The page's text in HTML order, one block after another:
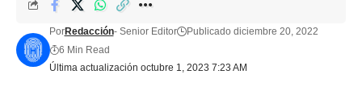
Última actualización octubre 1, 2023 7:23 AM
PorRedacción- Senior Editor
Publicado diciembre 20, 2022
6 Min Read